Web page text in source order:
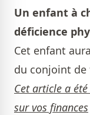
Un enfant à
déficience
Cet enfant
du conjoint
Cet article a
sur vos finances